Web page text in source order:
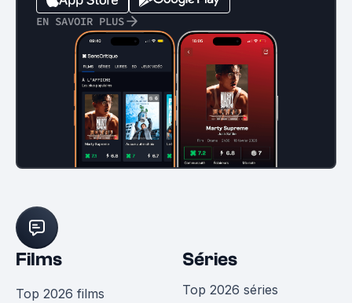
EN SAVOIR PLUS
Films
Top 2026 films
Séries
Top 2026 séries